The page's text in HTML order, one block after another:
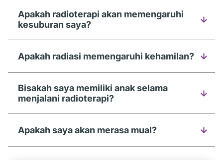
Apakah radioterapi akan memengaruhi
kesuburan saya?
Apakah radiasi memengaruhi kehamilan?
Bisakah saya memiliki anak selama
menjalani radioterapi?
Apakah saya akan merasa mual?